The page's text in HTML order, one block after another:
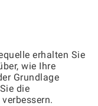
erhalten Sie
wie Ihre
Grundlage
die